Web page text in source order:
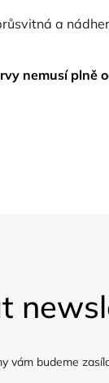
a
nemusí plně
vám budeme